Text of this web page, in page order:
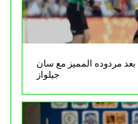
بعد مردوده المميز مع سان
جيلواز